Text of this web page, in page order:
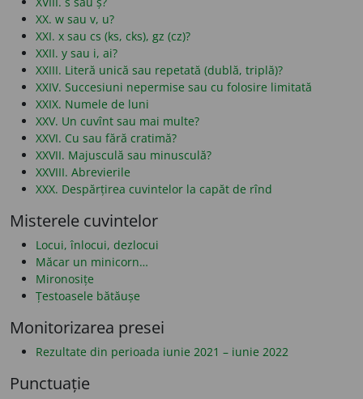
XX. w sau v, u?
XXI. x sau cs (ks, cks), gz (cz)?
XXII. y sau i, ai?
XXIII. Literă unică sau repetată (dublă, triplă)?
XXIV. Succesiuni nepermise sau cu folosire limitată
XXIX. Numele de luni
XXV. Un cuvînt sau mai multe?
XXVI. Cu sau fără cratimă?
XXVII. Majusculă sau minusculă?
XXVIII. Abrevierile
XXX. Despărțirea cuvintelor la capăt de rînd
Misterele cuvintelor
Locui, înlocui, dezlocui
Măcar un minicorn…
Mironosițe
Țestoasele bătăușe
Monitorizarea presei
Rezultate din perioada iunie 2021 – iunie 2022
Punctuație